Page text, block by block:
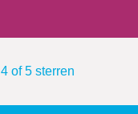
4 of 5 sterren